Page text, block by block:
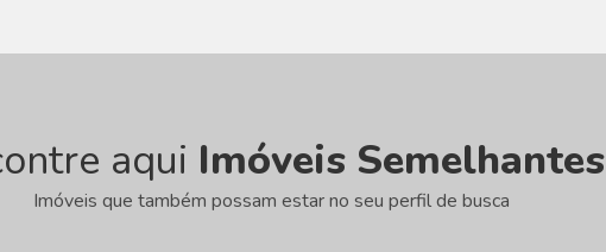
aqui Imóveis Semelhantes
Imóveis que também possam estar no seu perfil de busca